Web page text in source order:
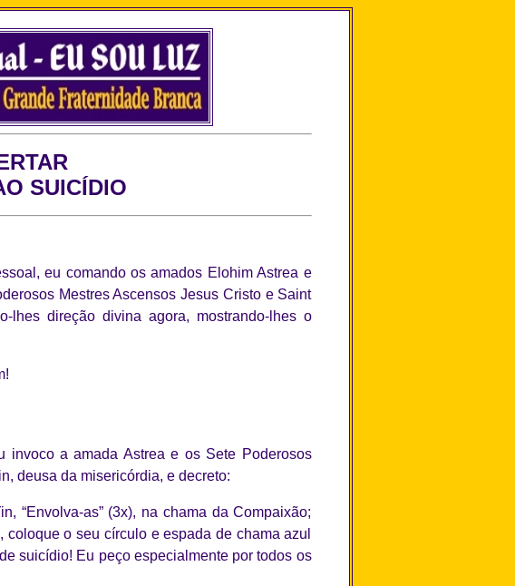
SUICÍDIO
eu comando os amados Elohim Astrea e
Mestres Ascensos Jesus Cristo e Saint
direção divina agora, mostrando-lhes o
invoco a amada Astrea e os Sete Poderosos
deusa da misericórdia, e decreto:
“Envolva-as” (3x), na chama da Compaixão;
coloque o seu círculo e espada de chama azul
suicídio! Eu peço especialmente por todos os